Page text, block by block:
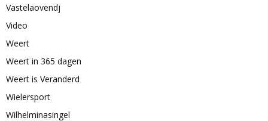
Vastelaovendj
Video
Weert
Weert in 365 dagen
Weert is Veranderd
Wielersport
Wilhelminasingel